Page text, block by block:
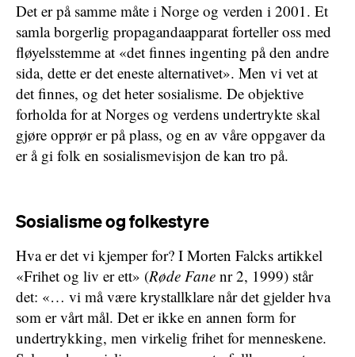
Det er på samme måte i Norge og verden i 2001. Et
samla borgerlig propagandaapparat forteller oss med
fløyelsstemme at «det finnes ingenting på den andre
sida, dette er det eneste alternativet». Men vi vet at
det finnes, og det heter sosialisme. De objektive
forholda for at Norges og verdens undertrykte skal
gjøre opprør er på plass, og en av våre oppgaver da
er å gi folk en sosialismevisjon de kan tro på.
Sosialisme og folkestyre
Hva er det vi kjemper for? I Morten Falcks artikkel
«Frihet og liv er ett» (Røde Fane nr 2, 1999) står
det: «… vi må være krystallklare når det gjelder hva
som er vårt mål. Det er ikke en annen form for
undertrykking, men virkelig frihet for menneskene.